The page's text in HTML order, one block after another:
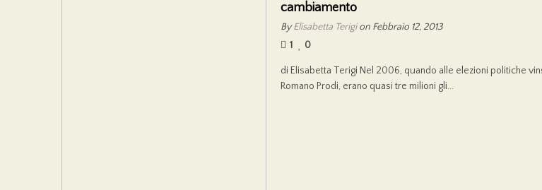
cambiamento
ByElisabetta Terigion Febbraio 12, 2013
1
0
di Elisabetta Terigi Nel 2006, quando alle elezioni politiche
Romano Prodi, erano quasi tre milioni gli...